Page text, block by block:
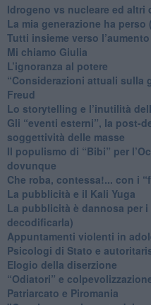
​Idrogeno vs nucleare ed altri
​La mia generazione ha perso
​Tutti insieme verso
Mi chiamo Giulia
L’ignoranza al potere
​“Considerazioni attuali sulla
Freud
​Lo storytelling e l’inutilità
​Gli “eventi esterni”, la post-
soggettività delle masse
​Il populismo di “Bibi” per
dovunque
​Che roba, contessa!... con i
La pubblicità e il Kali Yuga
​La pubblicità è dannosa per
decodificarla)
​Appuntamenti violenti in
​Psicologi di Stato e
Elogio della diserzione
“Odiatori” e
​Patriarcato e Piromania